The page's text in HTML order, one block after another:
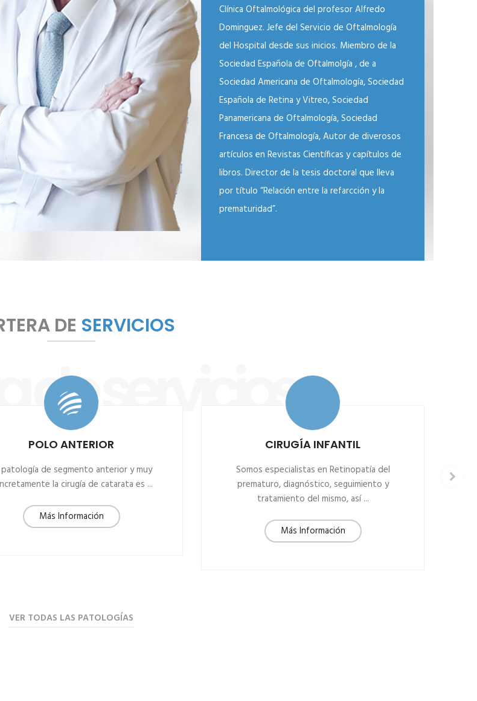
Clínica Oftalmológica del profesor Alfredo
Dominguez. Jefe del Servicio de Oftalmología
del Hospital desde sus inicios. Miembro de la
Sociedad Española de Oftalmolgía , de a
Sociedad Americana de Oftalmología, Sociedad
Española de Retina y Vitreo, Sociedad
Panamericana de Oftalmología, Sociedad
Francesa de Oftalmología, Autor de diverosos
artículos en Revistas Científicas y capítulos de
libros. Director de la tesis doctoral que lleva
por título “Relación entre la refarcción y la
prematuridad”.
DE SERVICIOS
de servicios
POLO ANTERIOR
patología de segmento anterior y muy
la cirugía de catarata es ...
Más Información
CIRUGÍA INFANTIL
Somos especialistas en Retinopatía del
prematuro, diagnóstico, seguimiento y
tratamiento del mismo, así ...
Más Información
VER TODAS LAS PATOLOGÍAS